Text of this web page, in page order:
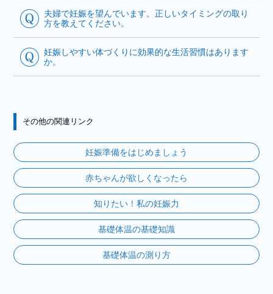
夫婦で妊娠を望んでいます。正しいタイミングの取り
方を教えてください。
妊娠しやすい体づくりに効果的な生活習慣はあります
か。
その他の関連リンク
妊娠準備をはじめましょう
赤ちゃんが欲しくなったら
知りたい！私の妊娠力
基礎体温の基礎知識
基礎体温の測り方